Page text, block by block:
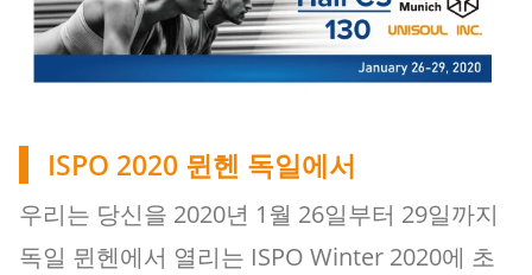
ISPO 2020 뮌헨 독일에서
우리는 당신을 2020년 1월 26일부터 29일까지
독일 뮌헨에서 열리는 ISPO Winter 2020에 초